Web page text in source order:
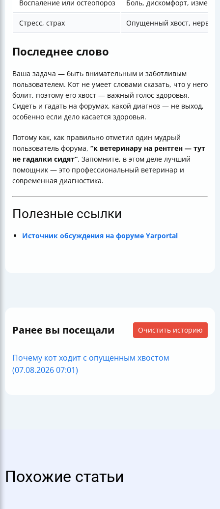
Воспаление или остеопороз Боль, дискомфорт,
Стресс, страх Опущенный хвост,
Последнее слово
Ваша задача — быть внимательным и заботливым
пользователем. Кот не умеет словами сказать, что у него
болит, поэтому его хвост — важный голос здоровья.
Сидеть и гадать на форумах, какой диагноз — не выход,
особенно если дело касается здоровья.
Потому как, как правильно отметил один мудрый
пользователь форума, “к ветеринару на рентген — тут
не гадалки сидят”. Запомните, в этом деле лучший
помощник — это профессиональный ветеринар и
современная диагностика.
Полезные ссылки
Источник обсуждения на форуме Yarportal
Ранее вы посещали Очистить историю
Почему кот ходит с опущенным хвостом
(07.08.2026 07:01)
Похожие статьи